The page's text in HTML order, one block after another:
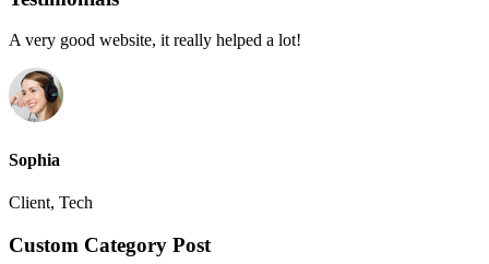
A very good website, it really helped a lot!
Sophia
Client, Tech
Custom Category Post